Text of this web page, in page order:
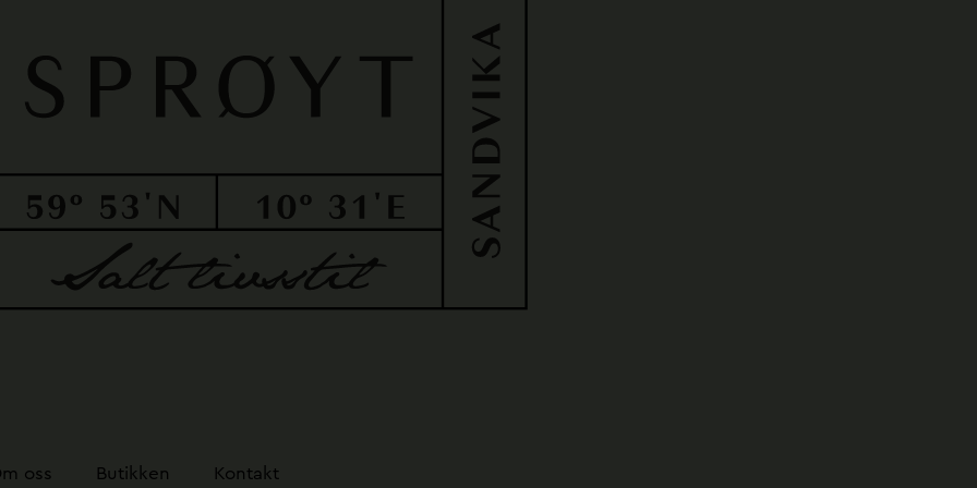
oss Butikken Kontakt